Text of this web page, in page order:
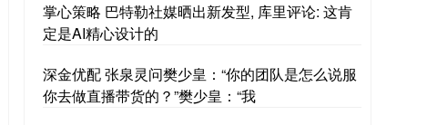
掌心策略 巴特勒社媒晒出新发型, 库里评论: 这肯
定是AI精心设计的
深金优配 张泉灵问樊少皇：“你的团队是怎么说服
你去做直播带货的？”樊少皇：“我